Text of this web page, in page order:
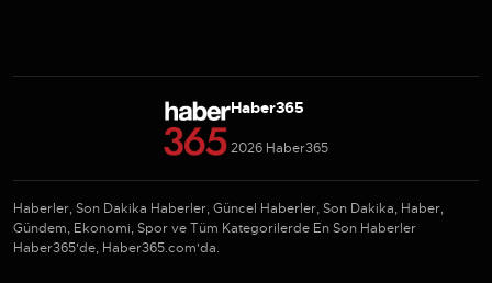
Haber365
2026 Haber365
Haberler, Son Dakika Haberler, Güncel Haberler, Son Dakika, Haber,
Gündem, Ekonomi, Spor ve Tüm Kategorilerde En Son Haberler
Haber365'de, Haber365.com'da.